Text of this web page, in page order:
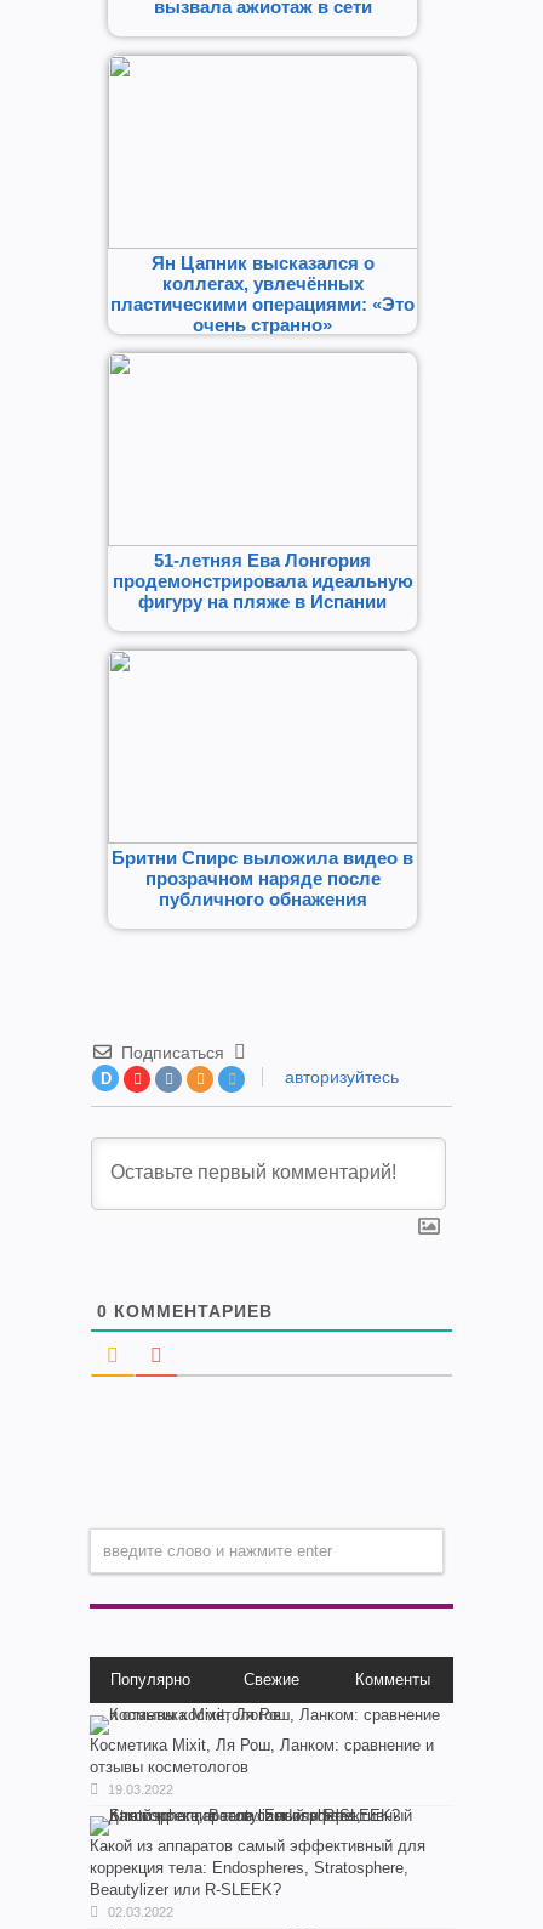
вызвала ажиотаж в сети
Ян Цапник высказался о
коллегах, увлечённых
пластическими операциями: «Это
очень странно»
51-летняя Ева Лонгория
продемонстрировала идеальную
фигуру на пляже в Испании
Бритни Спирс выложила видео в
прозрачном наряде после
публичного обнажения
Подписаться
D авторизуйтесь
0 КОММЕНТАРИЕВ
Популярно Свежие Комменты
Косметика Мixit, Ля Рош, Ланком: сравнение и
отзывы косметологов
19.03.2022
Какой из аппаратов самый эффективный для
коррекция тела: Endospheres, Stratosphere,
Beautylizer или R-SLEEK?
02.03.2022